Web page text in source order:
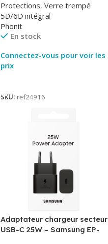
Protections, Verre trempé
5D/6D intégral
Phonit
En stock
Connectez-vous pour voir les
prix
SKU: ref24916
Adaptateur chargeur secteur
USB-C 25W – Samsung EP-